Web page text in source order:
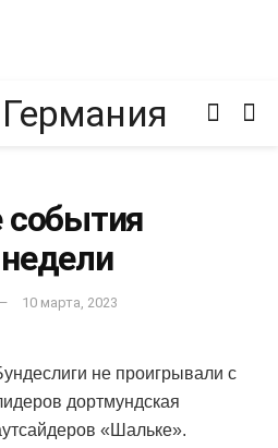
события
10 марта, 2023
не проигрывали с
дортмундская
«Шальке».